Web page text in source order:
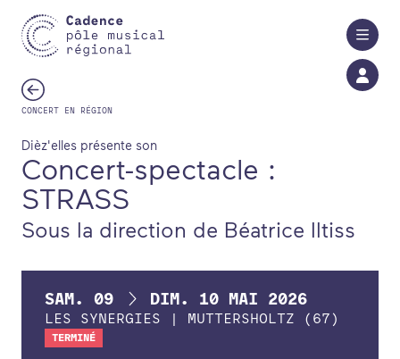
CONCERT EN RÉGION
Dièz'elles présente son
Concert-spectacle :
STRASS
Sous la direction de Béatrice Iltiss
DU
SAM. 09 AU
DIM. 10 MAI 2026
LES SYNERGIES | MUTTERSHOLTZ (67)
TERMINÉ